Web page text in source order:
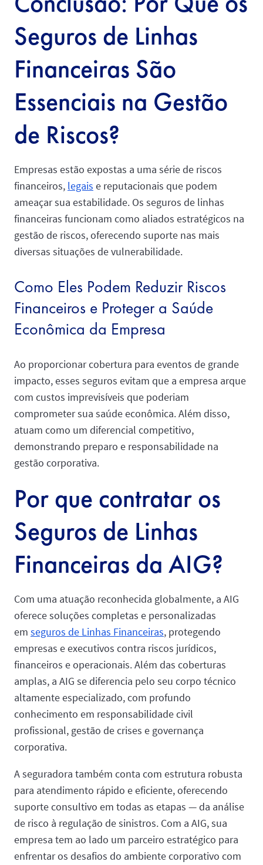
Seguros de Linhas
Financeiras São
Essenciais na Gestão
de Riscos?
Empresas estão expostas a uma série de riscos
financeiros, legais e reputacionais que podem
ameaçar sua estabilidade. Os seguros de linhas
financeiras funcionam como aliados estratégicos na
gestão de riscos, oferecendo suporte nas mais
diversas situações de vulnerabilidade.
Como Eles Podem Reduzir Riscos
Financeiros e Proteger a Saúde
Econômica da Empresa
Ao proporcionar cobertura para eventos de grande
impacto, esses seguros evitam que a empresa arque
com custos imprevisíveis que poderiam
comprometer sua saúde econômica. Além disso,
atuam como um diferencial competitivo,
demonstrando preparo e responsabilidade na
gestão corporativa.
Por que contratar os
Seguros de Linhas
Financeiras da AIG?
Com uma atuação reconhecida globalmente, a AIG
oferece soluções completas e personalizadas
em seguros de Linhas Financeiras, protegendo
empresas e executivos contra riscos jurídicos,
financeiros e operacionais. Além das coberturas
amplas, a AIG se diferencia pelo seu corpo técnico
altamente especializado, com profundo
conhecimento em responsabilidade civil
profissional, gestão de crises e governança
corporativa.
A seguradora também conta com estrutura robusta
para atendimento rápido e eficiente, oferecendo
suporte consultivo em todas as etapas — da análise
de risco à regulação de sinistros. Com a AIG, sua
empresa tem ao lado um parceiro estratégico para
enfrentar os desafios do ambiente corporativo com